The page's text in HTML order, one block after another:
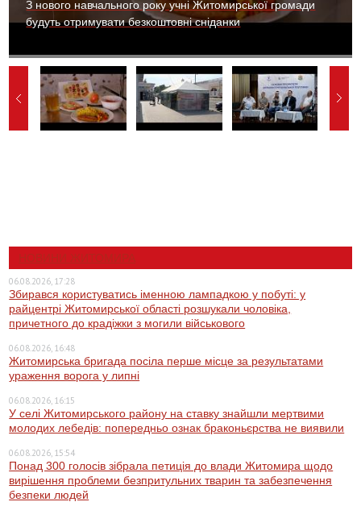
З нового навчального року учні Житомирської громади
будуть отримувати безкоштовні сніданки
НОВИНИ ЖИТОМИРА
06.08.2026, 17:28
Збирався користуватись іменною лампадкою у побуті: у
райцентрі Житомирської області розшукали чоловіка,
причетного до крадіжки з могили військового
06.08.2026, 16:48
Житомирська бригада посіла перше місце за результатами
ураження ворога у липні
06.08.2026, 16:15
У селі Житомирського району на ставку знайшли мертвими
молодих лебедів: попередньо ознак браконьєрства не виявили
06.08.2026, 15:54
Понад 300 голосів зібрала петиція до влади Житомира щодо
вирішення проблеми безпритульних тварин та забезпечення
безпеки людей